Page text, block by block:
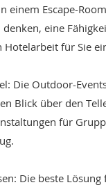
einem Escape-
eine
Hotelarbeit für Sie
Die Outdoor-
Blick über den
für
Die beste